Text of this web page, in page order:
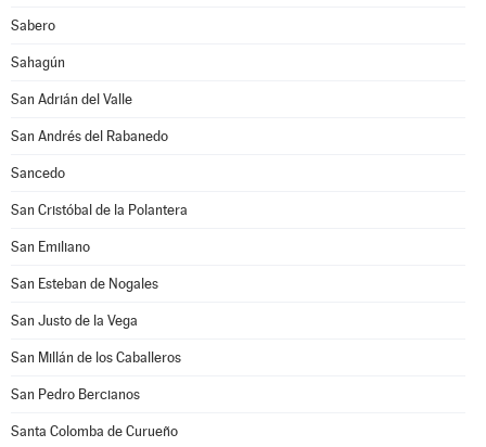
Sabero
Sahagún
San Adrián del Valle
San Andrés del Rabanedo
Sancedo
San Cristóbal de la Polantera
San Emiliano
San Esteban de Nogales
San Justo de la Vega
San Millán de los Caballeros
San Pedro Bercianos
Santa Colomba de Curueño